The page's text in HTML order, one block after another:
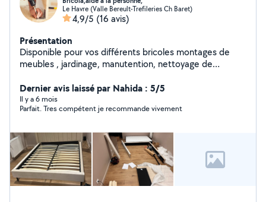
Le Havre (Valle Bereult-Trefileries Ch Baret)
4,9/5 (16 avis)
Présentation
Disponible pour vos différents bricoles montages de
meubles , jardinage, manutention, nettoyage de
Dernier avis laissé par Nahida : 5/5
Il y a 6 mois
Parfait. Tres compétent je recommande vivement